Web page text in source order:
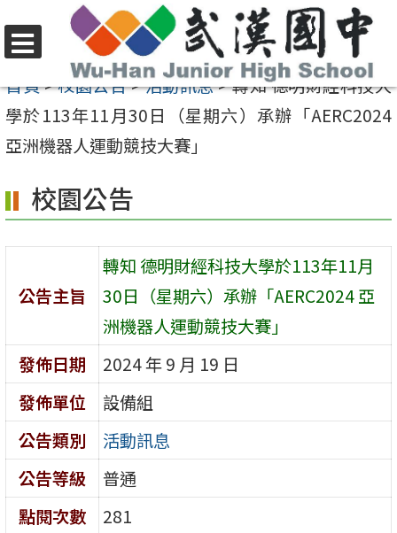
至
要
內
區
選
單
首頁>校園公告>活動訊息>轉知 德明財經科技大
學於113年11月30日（星期六）承辦「AERC2024
亞洲機器人運動競技大賽」
校園公告
公告主旨
轉知 德明財經科技大學於113年11月
30日（星期六）承辦「AERC2024 亞
洲機器人運動競技大賽」
發佈日期
2024 年 9 月 19 日
發佈單位
設備組
公告類別
活動訊息
公告等級
普通
點閱次數
281